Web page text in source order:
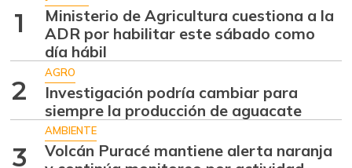
amarilla
09/28/2013
-
Arracacha blanca
07/25/2026
$ 2.866,50
Arroz blanco
importado
07/25/2026
$ 3.283,00
-2,49%
1
Ministerio de Agricultura cuestiona a la
ADR por habilitar este sábado como
día hábil
2
AGRO
Investigación podría cambiar para
siempre la producción de aguacate
3
AMBIENTE
Volcán Puracé mantiene alerta naranja